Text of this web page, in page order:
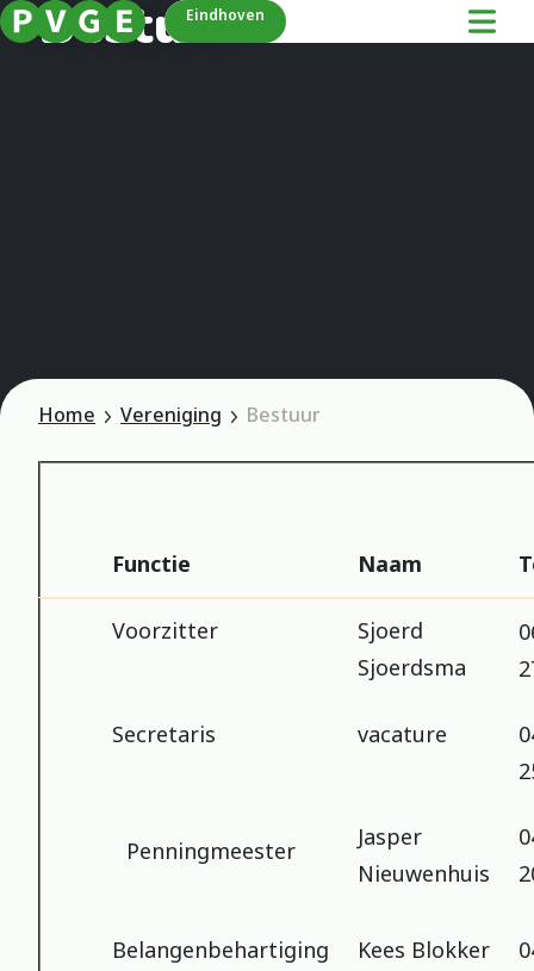
Eindhoven
Bestuur
Home Vereniging Bestuur
Functie Naam
Voorzitter
Sjoerd
Sjoerdsma
Secretaris vacature
Penningmeester
Jasper
Nieuwenhuis
Belangenbehartiging Kees Blokker